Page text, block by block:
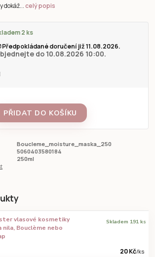
dokáž...celý popis
2 ks
Předpokládané doručení již 11.08.2026.
do 10.08.2026 10:00.
PŘIDAT DO KOŠÍKU
Boucleme_moisture_maska_250
5060403580184
250ml
vlasové kosmetiky
nila, Bouclème nebo
20 Kč/ks
Skladem 191 ks